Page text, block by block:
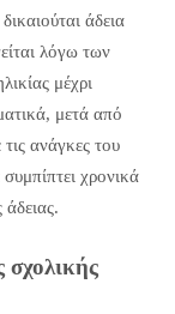
άδεια
λόγω των
μέχρι
μετά από
ανάγκες του
χρονικά